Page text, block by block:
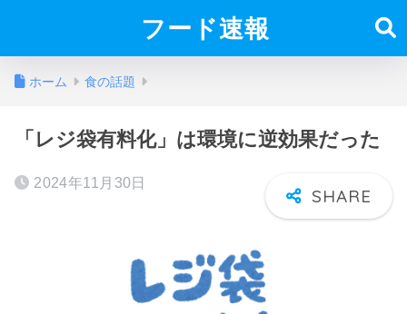
フード速報
ホーム 食の話題
「レジ袋有料化」は環境に逆効果だった
2024年11月30日